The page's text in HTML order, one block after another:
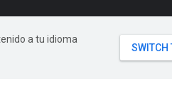
a tu idioma